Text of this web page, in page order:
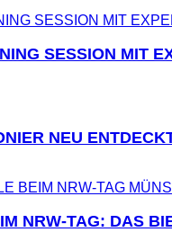
SESSION MIT
NEU
NRW-TAG: DAS